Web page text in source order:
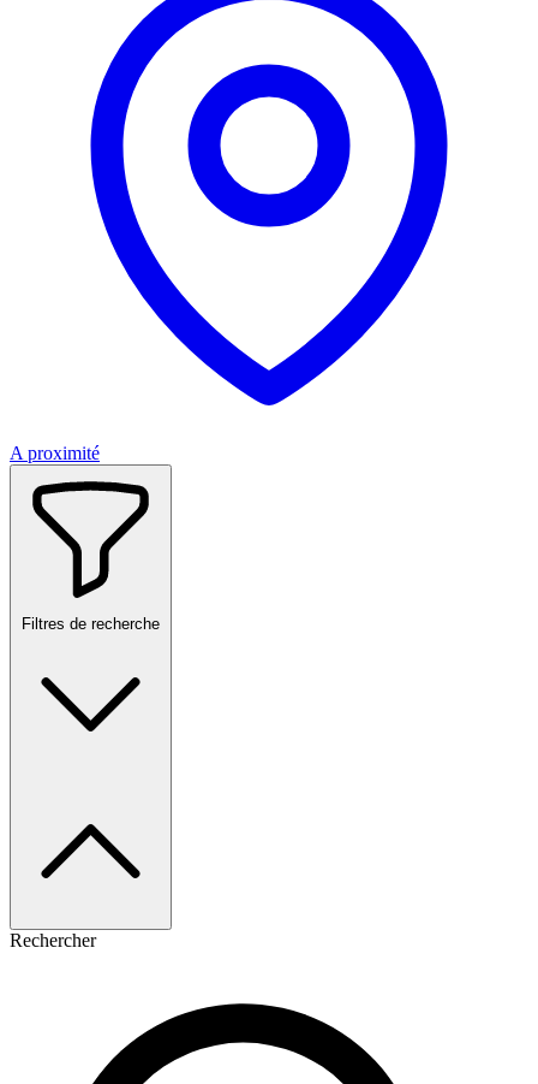
A proximité
Filtres de recherche
Rechercher